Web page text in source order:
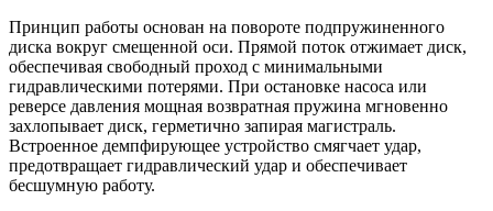
Принцип работы основан на повороте подпружиненного
диска вокруг смещенной оси. Прямой поток отжимает диск,
обеспечивая свободный проход с минимальными
гидравлическими потерями. При остановке насоса или
реверсе давления мощная возвратная пружина мгновенно
захлопывает диск, герметично запирая магистраль.
Встроенное демпфирующее устройство смягчает удар,
предотвращает гидравлический удар и обеспечивает
бесшумную работу.